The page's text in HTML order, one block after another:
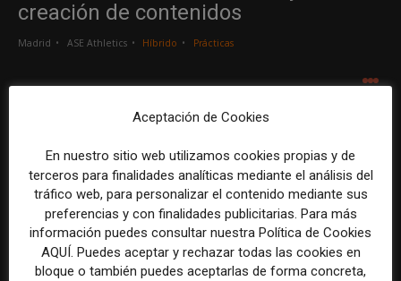
creación de contenidos
Madrid ASE Athletics Híbrido Prácticas
...
Creador/a de contenidos
Barcelona Gods Brand Indefinido Tiempo completo
Responsable de marcas y patrocinios
en Watif TV
Aceptación de Cookies
En nuestro sitio web utilizamos cookies propias y de
terceros para finalidades analíticas mediante el análisis del
tráfico web, para personalizar el contenido mediante sus
preferencias y con finalidades publicitarias. Para más
información puedes consultar nuestra Política de Cookies
AQUÍ. Puedes aceptar y rechazar todas las cookies en
bloque o también puedes aceptarlas de forma concreta,